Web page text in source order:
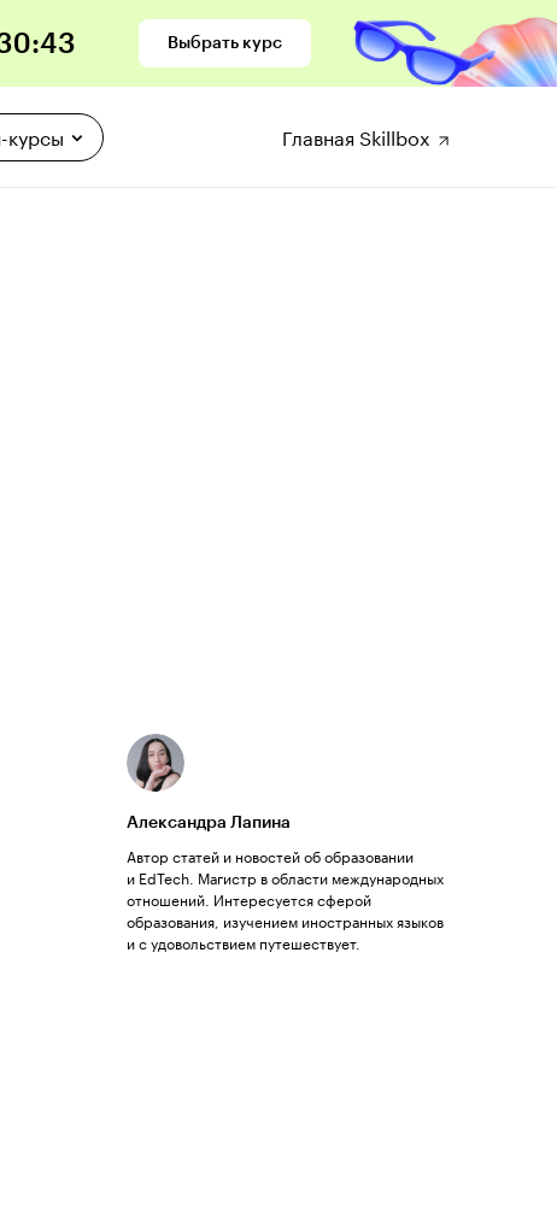
:42 Выбрать курс
курсы Главная Skillbox
Александра Лапина
Автор статей и новостей об образовании
и EdTech. Магистр в области международных
отношений. Интересуется сферой
образования, изучением иностранных языков
и с удовольствием путешествует.